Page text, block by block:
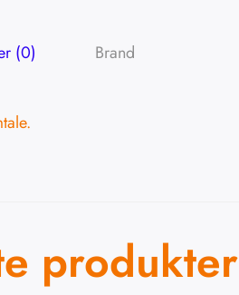
(0)
Brand
produkter